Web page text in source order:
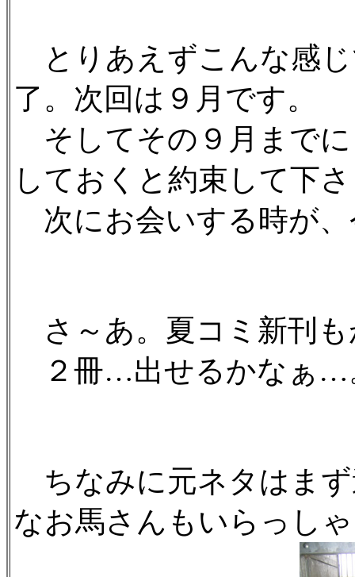
とりあえずこんな感
了。次回は９月です。
そしてその９月まで
しておくと約束して下
次にお会いする時が
さ～あ。夏コミ新刊
２冊…出せるかなぁ…
ちなみに元ネタはま
なお馬さんもいらっし